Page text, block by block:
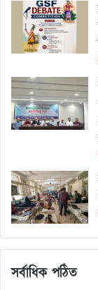
সর্বাধিক পঠিত